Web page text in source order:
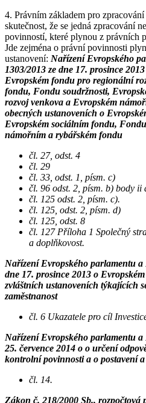
4. Právním základem pro
skutečnost, že se jedná zpracování
povinností, které plynou z právních
Jde zejména o právní povinnosti
ustanovení: Nařízení Evropského
1303/2013 ze dne 17. prosince
Evropském fondu pro regionální
fondu, Fondu soudržnosti,
rozvoj venkova a Evropském
obecných ustanoveních o
Evropském sociálním fondu,
námořním a rybářském fondu
čl. 27, odst. 4
čl. 29
čl. 33, odst. 1, písm. c)
čl. 96 odst. 2, písm. b) body ii
čl. 125 odst. 2, písm. c).
čl. 125, odst. 2, písm. d)
čl. 125, odst. 8
čl. 127 Příloha 1 Společný
a doplňkovost.
Nařízení Evropského parlamentu a
dne 17. prosince 2013 o
zvláštních ustanoveních týkajících
zaměstnanost
čl. 6 Ukazatele pro cíl
Nařízení Evropského parlamentu a
25. července 2014 o o určení
kontrolní povinnosti a o postavení
čl. 14.
Zákon č. 218/2000 Sb., rozpočtová